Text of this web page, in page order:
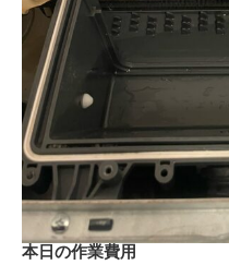
本日の作業費用